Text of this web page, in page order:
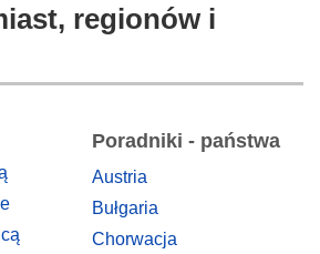
regionów i
Poradniki - państwa
Austria
Bułgaria
Chorwacja